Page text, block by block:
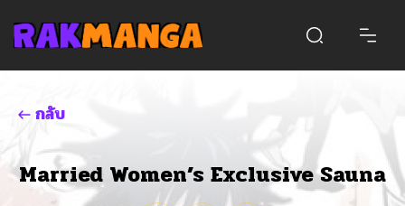
กลับ
Married Women’s Exclusive Sauna